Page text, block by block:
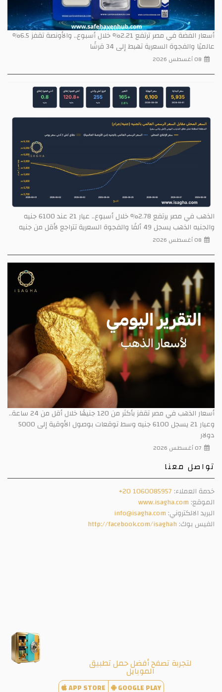
لتجربة تصفح أفضل حمل تطبيق
الموبايل
APP STORE GOOGLE PLAY
أسعار الفضة في مصر ترتفع 2.21% خلال أسبوع.. والأونصة تقفز 6.5%
عالميًا والفجوة السعرية تهبط إلى 34 قرشًا
08 أغسطس 2026
الذهب في مصر يرتفع 2.78% خلال أسبوع.. عيار 21 عند 6100 جنيه
والجنيه الذهب يسجل 49 ألفًا والفجوة السعرية تتراجع لأقل من جنيه
08 أغسطس 2026
أسعار الذهب في مصر تقفز بأكثر من 120 جنيهًا خلال أقل من 24 ساعة..
وعيار 21 يسجل 6100 جنيه وسط توقعات بوصول الأوقية إلى 5000
دولار
07 أغسطس 2026
تواصل معنا
خدمة العملاء: +20 1060085957
الموقع: www.isagha.com
البريد الالكتروني: info@isagha.com
الفيس بوك: http://facebook.com/isaghah